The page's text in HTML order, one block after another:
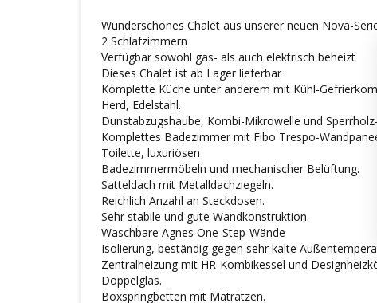
Wunderschönes Chalet aus unserer neuen Nova-
2 Schlafzimmern
Verfügbar sowohl gas- als auch elektrisch beheizt
Dieses Chalet ist ab Lager lieferbar
Komplette Küche unter anderem mit Kühl-
Herd, Edelstahl.
Dunstabzugshaube, Kombi-Mikrowelle und Sperrholz-
Komplettes Badezimmer mit Fibo Trespo-
Toilette, luxuriösen
Badezimmermöbeln und mechanischer Belüftung.
Satteldach mit Metalldachziegeln.
Reichlich Anzahl an Steckdosen.
Sehr stabile und gute Wandkonstruktion.
Waschbare Agnes One-Step-Wände
Isolierung, beständig gegen sehr kalte
Zentralheizung mit HR-Kombikessel und
Doppelglas.
Boxspringbetten mit Matratzen.